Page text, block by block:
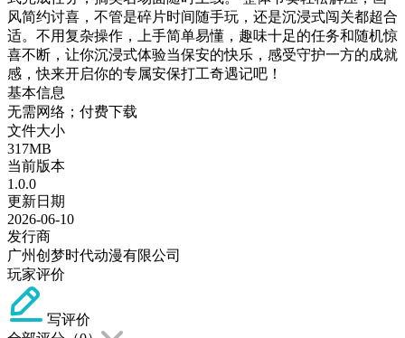
风简约讨喜，不管是碎片时间随手玩，还是沉浸式闯关都超合
适。不用复杂操作，上手简单易懂，趣味十足的任务和随机惊
喜不断，让你沉浸式体验当保安的快乐，感受守护一方的成就
感，快来开启你的专属安保打工奇遇记吧！
基本信息
无需网络；付费下载
文件大小
317MB
当前版本
1.0.0
更新日期
2026-06-10
发行商
广州创梦时代动漫有限公司
玩家评价
写评价